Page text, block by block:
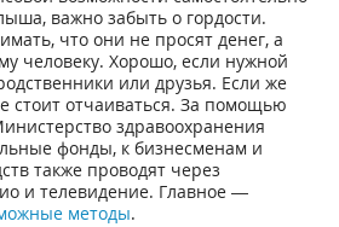
важно забыть о гордости.
что они не просят денег, а
человеку. Хорошо, если нужной
или друзья. Если же
стоит отчаиваться. За помощью
здравоохранения
фонды, к бизнесменам и
также проводят через
и телевидение. Главное —
методы.